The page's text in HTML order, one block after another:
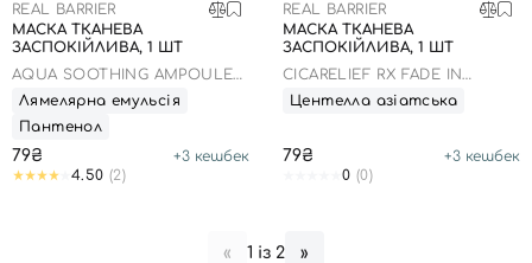
REAL BARRIER
МАСКА ТКАНЕВА
ЗАСПОКІЙЛИВА, 1 ШТ
AQUA SOOTHING AMPOULE
MASK
Лямелярна емульсія
Пантенол
79₴ +3 кешбек
4.50 (2)
REAL BARRIER
МАСКА ТКАНЕВА
ЗАСПОКІЙЛИВА, 1 ШТ
CICARELIEF RX FADE IN
SERUM MASK
Центелла азіатська
79₴ +3 кешбек
0 (0)
« 1 із 2 »